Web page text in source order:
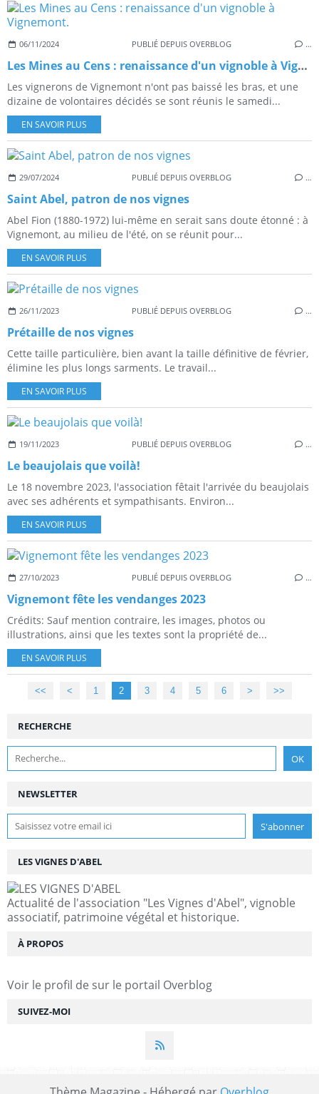
06/11/2024 PUBLIÉ DEPUIS OVERBLOG …
Les Mines au Cens : renaissance d'un vignoble à Vignemont.
Les vignerons de Vignemont n'ont pas baissé les bras, et une
dizaine de volontaires décidés se sont réunis le samedi...
EN SAVOIR PLUS
29/07/2024 PUBLIÉ DEPUIS OVERBLOG …
Saint Abel, patron de nos vignes
Abel Fion (1880-1972) lui-même en serait sans doute étonné : à
Vignemont, au milieu de l'été, on se réunit pour...
EN SAVOIR PLUS
26/11/2023 PUBLIÉ DEPUIS OVERBLOG …
Prétaille de nos vignes
Cette taille particulière, bien avant la taille définitive de février,
élimine les plus longs sarments. Le travail...
EN SAVOIR PLUS
19/11/2023 PUBLIÉ DEPUIS OVERBLOG …
Le beaujolais que voilà!
Le 18 novembre 2023, l'association fêtait l'arrivée du beaujolais
avec ses adhérents et sympathisants. Environ...
EN SAVOIR PLUS
27/10/2023 PUBLIÉ DEPUIS OVERBLOG …
Vignemont fête les vendanges 2023
Crédits: Sauf mention contraire, les images, photos ou
illustrations, ainsi que les textes sont la propriété de...
EN SAVOIR PLUS
<< < 1 2 3 4 5 6 > >>
NEWSLETTER
SUIVEZ-MOI
RECHERCHE
LES VIGNES D'ABEL
Actualité de l'association "Les Vignes d'Abel", vignoble
associatif, patrimoine végétal et historique.
À PROPOS
Voir le profil de sur le portail Overblog